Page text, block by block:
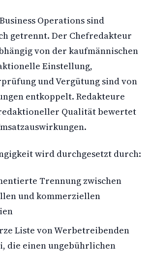
Operations sind
getrennt. Der Chefredakteur
von der kaufmännischen
Einstellung,
und Vergütung sind von
entkoppelt. Redakteure
Qualität bewertet
wird durchgesetzt durch:
Trennung zwischen
und kommerziellen
Liste von Werbetreibenden
die einen ungebührlichen